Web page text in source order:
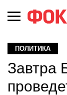
ПОЛИТИКА
Завтра